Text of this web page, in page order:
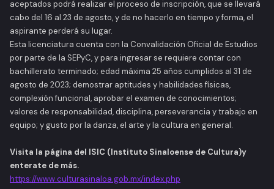
aceptados podrá realizar el proceso de inscripción, que se llevará
cabo del 16 al 23 de agosto, y de no hacerlo en tiempo y forma, el
aspirante perderá su lugar.
Esta licenciatura cuenta con la Convalidación Oficial de Estudios
por parte de la SEPyC, y para ingresar se requiere contar con
bachillerato terminado; edad máxima 25 años cumplidos al 31 de
agosto de 2023; demostrar aptitudes y habilidades físicas,
complexión funcional, aprobar el examen de conocimientos;
valores de responsabilidad, disciplina, perseverancia y trabajo en
equipo; y gusto por la danza, el arte y la cultura en general.
Visita la página del ISIC (Instituto Sinaloense de Cultura)y
enterate de más.
https://www.culturasinaloa.gob.mx/index.php